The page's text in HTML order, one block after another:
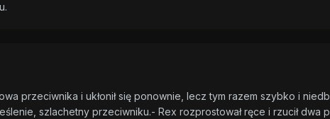
przeciwnika i ukłonił się ponownie, lecz tym razem szybko i
szlachetny przeciwniku.- Rex rozprostował ręce i rzucił dwa